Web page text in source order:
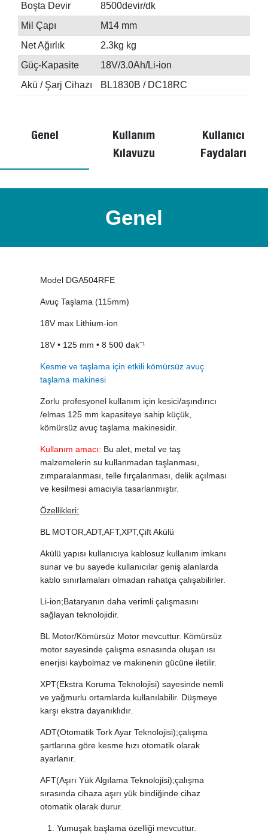
Boşta Devir
8500devir/dk
Mil Çapı
M14 mm
Net Ağırlık
2.3kg kg
Güç-Kapasite
18V/3.0Ah/Li-ion
Akü / Şarj Cihazı
BL1830B / DC18RC
Genel
Kullanım
Kılavuzu
Kullanıcı
Faydaları
Genel
Model DGA504RFE
Avuç Taşlama (115mm)
18V max Lithium-ion
18V • 125 mm • 8 500 dak⁻¹
Kesme ve taşlama için etkili kömürsüz avuç
taşlama makinesi
Zorlu profesyonel kullanım için kesici/aşındırıcı
/elmas 125 mm kapasiteye sahip küçük,
kömürsüz avuç taşlama makinesidir.
Kullanım amacı: Bu alet, metal ve taş
malzemelerin su kullanmadan taşlanması,
zımparalanması, telle fırçalanması, delik açılması
ve kesilmesi amacıyla tasarlanmıştır.
Özellikleri:
BL MOTOR,ADT,AFT,XPT,Çift Akülü
Akülü yapısı kullanıcıya kablosuz kullanım imkanı
sunar ve bu sayede kullanıcılar geniş alanlarda
kablo sınırlamaları olmadan rahatça çalışabilirler.
Li-ion;Bataryanın daha verimli çalışmasını
sağlayan teknolojidir.
BL Motor/Kömürsüz Motor mevcuttur. Kömürsüz
motor sayesinde çalışma esnasında oluşan ısı
enerjisi kaybolmaz ve makinenin gücüne iletilir.
XPT(Ekstra Koruma Teknolojisi) sayesinde nemli
ve yağmurlu ortamlarda kullanılabilir. Düşmeye
karşı ekstra dayanıklıdır.
ADT(Otomatik Tork Ayar Teknolojisi);çalışma
şartlarına göre kesme hızı otomatik olarak
ayarlanır.
AFT(Aşırı Yük Algılama Teknolojisi);çalışma
sırasında cihaza aşırı yük bindiğinde cihaz
otomatik olarak durur.
Yumuşak başlama özelliği mevcuttur.